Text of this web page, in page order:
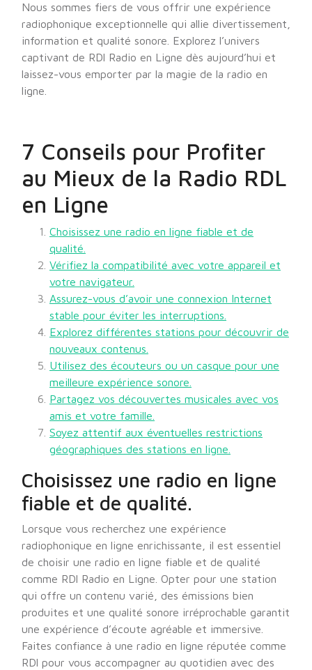
Nous sommes fiers de vous offrir une expérience
radiophonique exceptionnelle qui allie divertissement,
information et qualité sonore. Explorez l’univers
captivant de RDl Radio en Ligne dès aujourd’hui et
laissez-vous emporter par la magie de la radio en
ligne.
7 Conseils pour Profiter
au Mieux de la Radio RDL
en Ligne
Choisissez une radio en ligne fiable et de
qualité.
Vérifiez la compatibilité avec votre appareil et
votre navigateur.
Assurez-vous d’avoir une connexion Internet
stable pour éviter les interruptions.
Explorez différentes stations pour découvrir de
nouveaux contenus.
Utilisez des écouteurs ou un casque pour une
meilleure expérience sonore.
Partagez vos découvertes musicales avec vos
amis et votre famille.
Soyez attentif aux éventuelles restrictions
géographiques des stations en ligne.
Choisissez une radio en ligne
fiable et de qualité.
Lorsque vous recherchez une expérience
radiophonique en ligne enrichissante, il est essentiel
de choisir une radio en ligne fiable et de qualité
comme RDl Radio en Ligne. Opter pour une station
qui offre un contenu varié, des émissions bien
produites et une qualité sonore irréprochable garantit
une expérience d’écoute agréable et immersive.
Faites confiance à une radio en ligne réputée comme
RDl pour vous accompagner au quotidien avec des